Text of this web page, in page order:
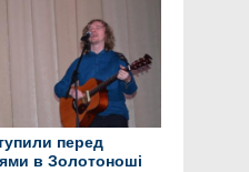
перед
в Золотоноші